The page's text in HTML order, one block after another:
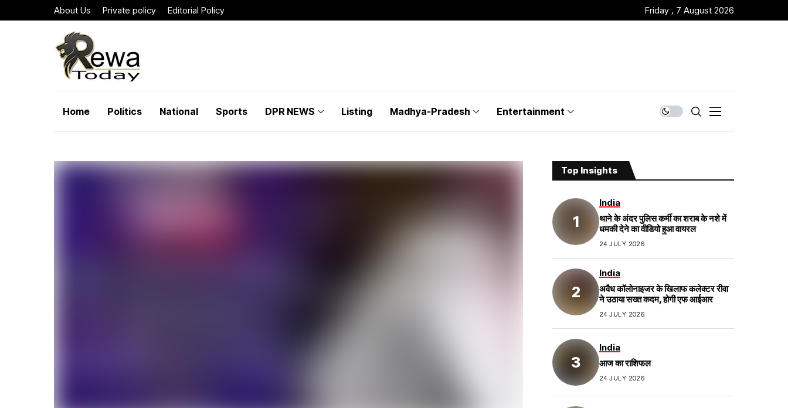
About Us Private policy Editorial Policy Friday , 7 August 2026
Home Politics National Sports DPR NEWS Listing Madhya-Pradesh Entertainment
Top Insights
India
थाने के अंदर पुलिस कर्मी का शराब के नशे में
धमकी देने का वीडियो हुआ वायरल
24 JULY 2026
India
अवैध कॉलोनाइजर के खिलाफ कलेक्टर रीवा
ने उठाया सख्त कदम, होगी एफ आईआर
24 JULY 2026
India
आज का राशिफल
24 JULY 2026